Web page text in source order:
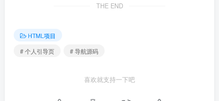
THE END
HTML项目
# 个人引导页
# 导航源码
喜欢就支持一下吧